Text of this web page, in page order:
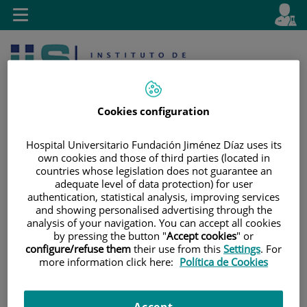
Saltar al contenido
contenido
activo
es
Buscar
Toggle
navigation
Cookies configuration
Hospital Universitario Fundación Jiménez Díaz uses its
own cookies and those of third parties (located in
countries whose legislation does not guarantee an
adequate level of data protection) for user
authentication, statistical analysis, improving services
and showing personalised advertising through the
analysis of your navigation. You can accept all cookies
by pressing the button "Accept cookies" or
configure/refuse them their use from this Settings. For
more information click here: Política de Cookies